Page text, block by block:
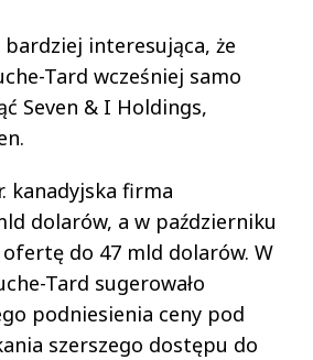
interesująca, że
Tard wcześniej samo
Seven & I Holdings,
kanadyjska firma
dolarów, a w październiku
ofertę do 47 mld dolarów. W
Tard sugerowało
podniesienia ceny pod
szerszego dostępu do